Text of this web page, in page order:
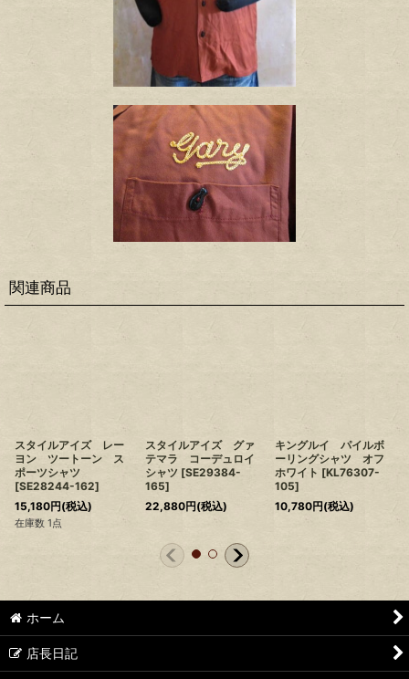
関連商品
スタイルアイズ レー
ヨン ツートーン ス
ポーツシャツ
[SE28244-162]
15,180円(税込)
在庫数 1点
スタイルアイズ グァ
テマラ コーデュロイ
シャツ [SE29384-
165]
22,880円(税込)
キングルイ パイルボ
ーリングシャツ オフ
ホワイト [KL76307-
105]
10,780円(税込)
ホーム
店長日記